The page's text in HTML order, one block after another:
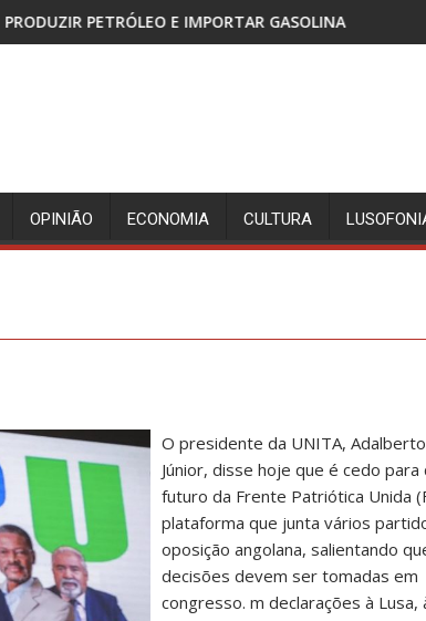
GASOLINA CABINDA, TERRITÓRIO
OPINIÃO ECONOMIA CULTURA
O presidente da UNITA,
Júnior, disse hoje que é cedo para
futuro da Frente Patriótica Unida
plataforma que junta vários
oposição angolana, salientando
decisões devem ser tomadas em
congresso. m declarações à Lusa,